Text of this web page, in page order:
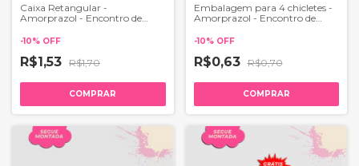
Caixa Retangular -
Amorprazol - Encontro de
-10% OFF
R$1,53 R$1,70
COMPRAR
Embalagem para 4 chicletes -
Amorprazol - Encontro de
-10% OFF
R$0,63 R$0,70
COMPRAR